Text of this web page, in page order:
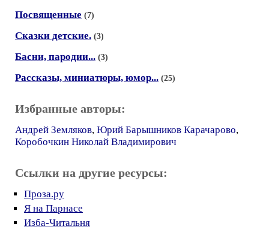
Посвященные (7)
Сказки детские. (3)
Басни, пародии... (3)
Рассказы, миниатюры, юмор... (25)
Избранные авторы:
Андрей Земляков, Юрий Барышников Карачарово,
Коробочкин Николай Владимирович
Ссылки на другие ресурсы:
Проза.ру
Я на Парнасе
Изба-Читальня